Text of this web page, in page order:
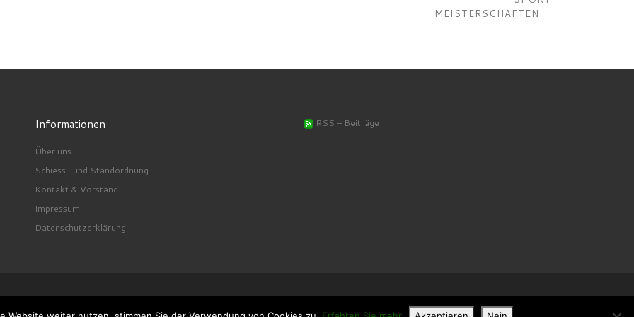
MEISTERSCHAFTEN
Informationen
Über uns
Schiess- und Standordnung
Kontakt & Vorstand
Impressum
Datenschutzerklärung
RSS – Beiträge